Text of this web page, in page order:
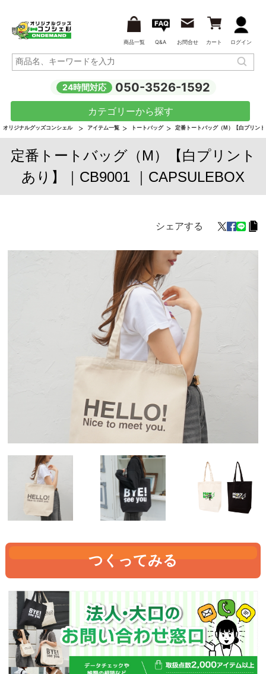
商品一覧 Q&A お問合せ カート ログイン
24時間対応 050-3526-1592
カテゴリーから探す
オリジナルグッズコンシェル アイテム一覧 トートバッグ 定番トートバッグ（M）【白プリン
定番トートバッグ（M）【白プリント
あり】｜CB9001 ｜CAPSULEBOX
シェアする
つくってみる